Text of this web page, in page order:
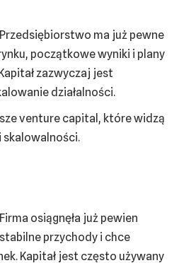
Przedsiębiorstwo ma już pewne
początkowe wyniki i plany
zazwyczaj jest
działalności.
venture capital, które widzą
skalowalności.
Firma osiągnęła już pewien
przychody i chce
Kapitał jest często używany